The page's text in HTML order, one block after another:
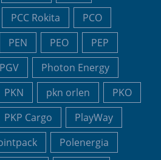
PCC Rokita
PCO
PEN PEO
PEP
PGV
Photon Energy
PKN pkn orlen
PKO
PKP Cargo
PlayWay
Polenergia